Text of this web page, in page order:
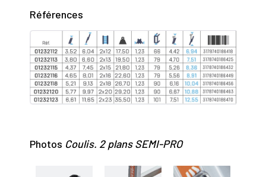
Références
Photos Coulis. 2 plans SEMI-PRO